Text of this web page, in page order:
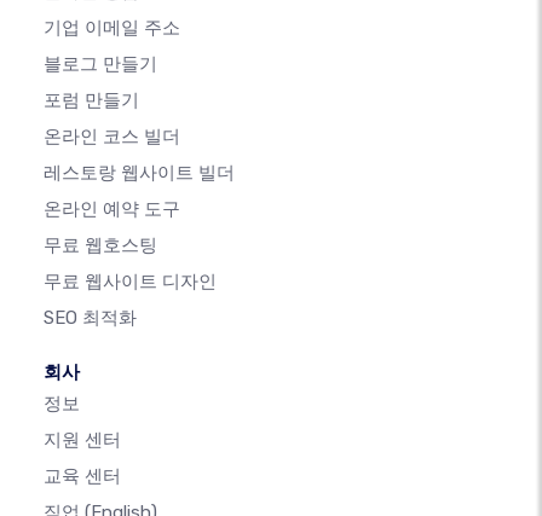
기업 이메일 주소
블로그 만들기
포럼 만들기
온라인 코스 빌더
레스토랑 웹사이트 빌더
온라인 예약 도구
무료 웹호스팅
무료 웹사이트 디자인
SEO 최적화
회사
정보
지원 센터
교육 센터